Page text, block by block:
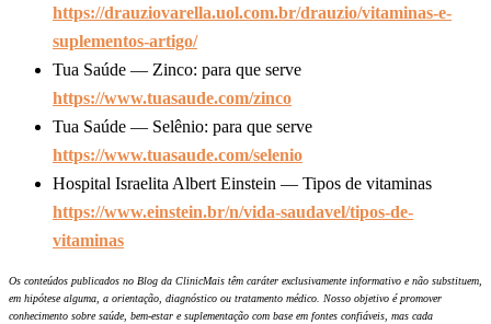
https://drauziovarella.uol.com.br/drauzio/vitaminas-e-
suplementos-artigo/
Tua Saúde — Zinco: para que serve
https://www.tuasaude.com/zinco
Tua Saúde — Selênio: para que serve
https://www.tuasaude.com/selenio
Hospital Israelita Albert Einstein — Tipos de vitaminas
https://www.einstein.br/n/vida-saudavel/tipos-de-
vitaminas
Os conteúdos publicados no Blog da ClinicMais têm caráter exclusivamente informativo e não substituem,
em hipótese alguma, a orientação, diagnóstico ou tratamento médico. Nosso objetivo é promover
conhecimento sobre saúde, bem-estar e suplementação com base em fontes confiáveis, mas cada